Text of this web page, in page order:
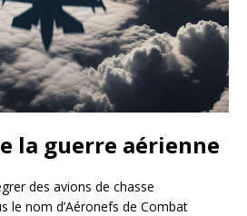
la guerre aérienne
des avions de chasse
le nom d’Aéronefs de Combat